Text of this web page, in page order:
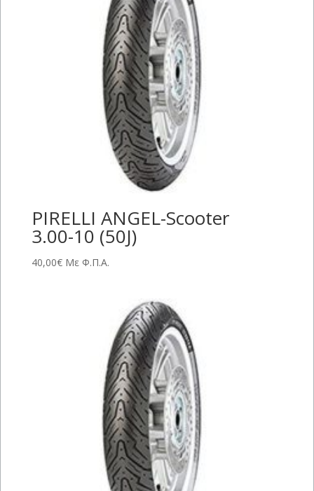
PIRELLI ANGEL-Scooter
3.00-10 (50J)
40,00€ Με Φ.Π.Α.